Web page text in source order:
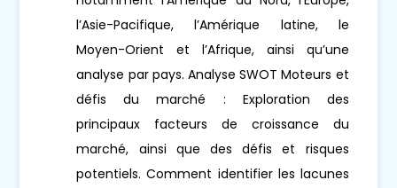
l’Asie-Pacifique, l’Amérique latine, le
Moyen-Orient et l’Afrique, ainsi qu’une
analyse par pays. Analyse SWOT Moteurs et
défis du marché : Exploration des
principaux facteurs de croissance du
marché, ainsi que des défis et risques
potentiels. Comment identifier les lacunes